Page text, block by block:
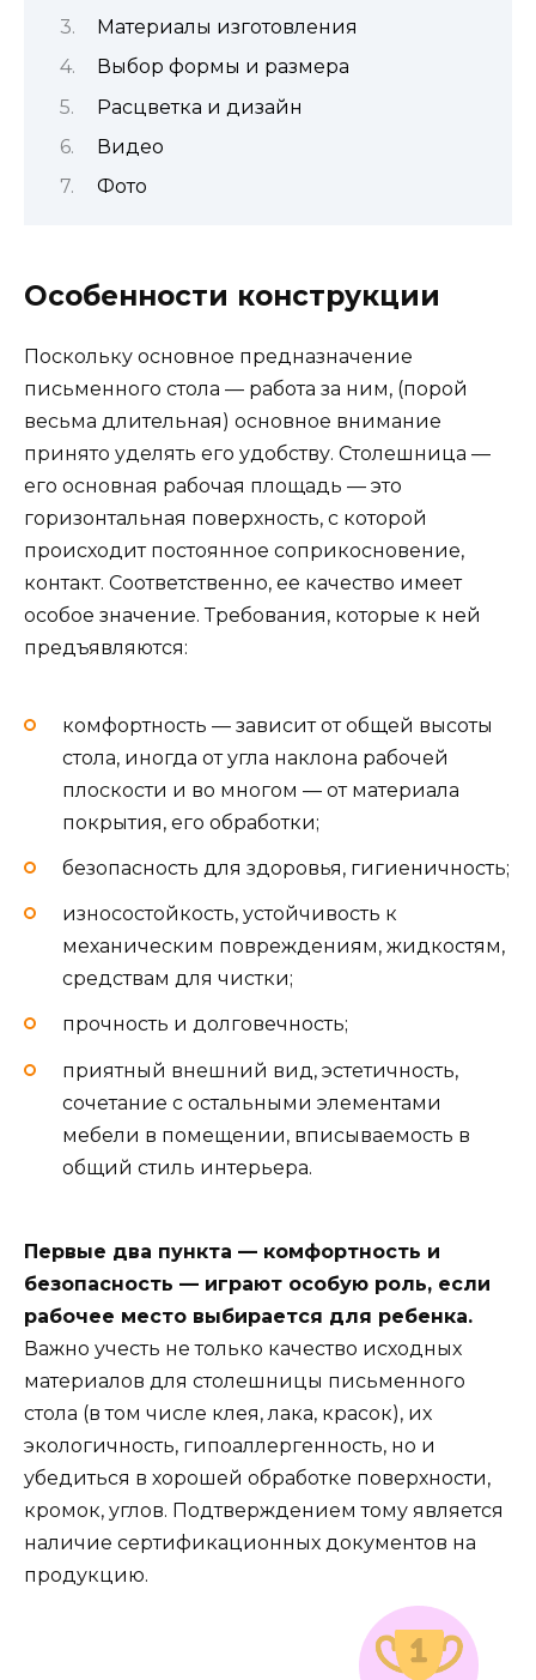
Материалы изготовления
Выбор формы и размера
Расцветка и дизайн
Видео
Фото
Особенности конструкции
Поскольку основное предназначение
письменного стола — работа за ним, (порой
весьма длительная) основное внимание
принято уделять его удобству. Столешница —
его основная рабочая площадь — это
горизонтальная поверхность, с которой
происходит постоянное соприкосновение,
контакт. Соответственно, ее качество имеет
особое значение. Требования, которые к ней
предъявляются:
комфортность — зависит от общей высоты
стола, иногда от угла наклона рабочей
плоскости и во многом — от материала
покрытия, его обработки;
безопасность для здоровья, гигиеничность;
износостойкость, устойчивость к
механическим повреждениям, жидкостям,
средствам для чистки;
прочность и долговечность;
приятный внешний вид, эстетичность,
сочетание с остальными элементами
мебели в помещении, вписываемость в
общий стиль интерьера.
Первые два пункта — комфортность и
безопасность — играют особую роль, если
рабочее место выбирается для ребенка.
Важно учесть не только качество исходных
материалов для столешницы письменного
стола (в том числе клея, лака, красок), их
экологичность, гипоаллергенность, но и
убедиться в хорошей обработке поверхности,
кромок, углов. Подтверждением тому является
наличие сертификационных документов на
продукцию.